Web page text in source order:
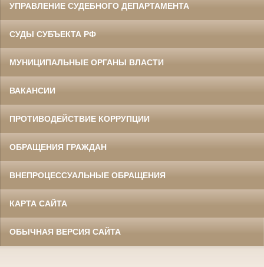
УПРАВЛЕНИЕ СУДЕБНОГО ДЕПАРТАМЕНТА
СУДЫ СУБЪЕКТА РФ
МУНИЦИПАЛЬНЫЕ ОРГАНЫ ВЛАСТИ
ВАКАНСИИ
ПРОТИВОДЕЙСТВИЕ КОРРУПЦИИ
ОБРАЩЕНИЯ ГРАЖДАН
ВНЕПРОЦЕССУАЛЬНЫЕ ОБРАЩЕНИЯ
КАРТА САЙТА
ОБЫЧНАЯ ВЕРСИЯ САЙТА